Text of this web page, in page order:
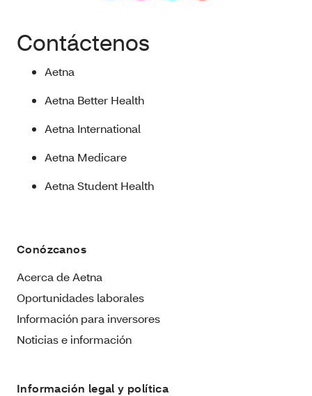
Contáctenos
Aetna
Aetna Better Health
Aetna International
Aetna Medicare
Aetna Student Health
Conózcanos
Acerca de Aetna
Oportunidades laborales
Información para inversores
Noticias e información
Información legal y política